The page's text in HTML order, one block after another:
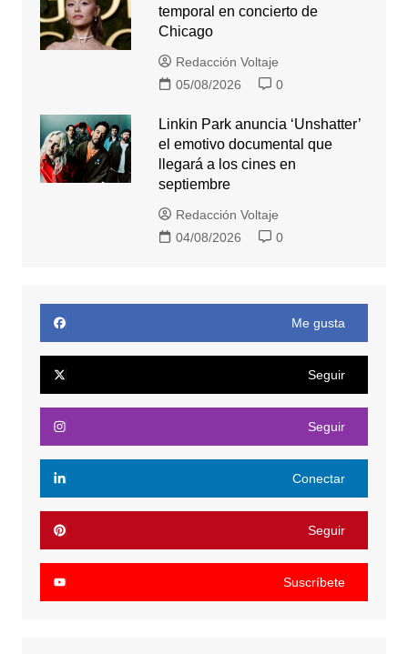
temporal en concierto de
Chicago
Redacción Voltaje
05/08/2026
0
Linkin Park anuncia ‘Unshatter’
el emotivo documental que
llegará a los cines en
septiembre
Redacción Voltaje
04/08/2026
0
Me gusta
Seguir
Seguir
Conectar
Seguir
Suscríbete